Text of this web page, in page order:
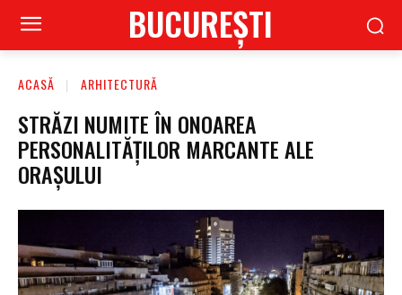
BUCUREŞTI
ACASĂ ARHITECTURĂ
STRĂZI NUMITE ÎN ONOAREA
PERSONALITĂȚILOR MARCANTE ALE
ORAȘULUI